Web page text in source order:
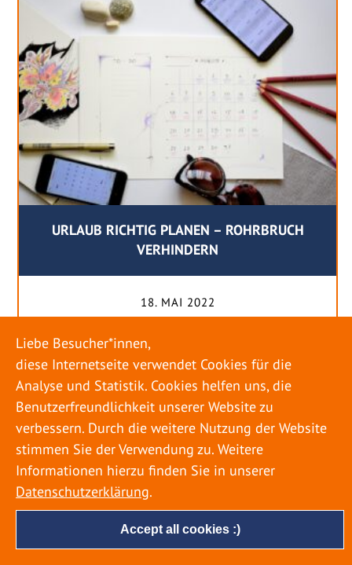
URLAUB RICHTIG PLANEN – ROHRBRUCH
VERHINDERN
18. MAI 2022
genießen ihren Urlaub. Dabei zieht es die Einen
weiter weg, die Anderen bleiben dann doch
lieber in der Heimat. Wenn Sie für eine längere
Zeit wegfahren möchten, gibt es einige Dinge zu
beachten, damit nicht anschließend eine böse
Überraschung auf Sie wartet. Um einen
möglichst entspannten Urlaub zu […]
Accept all cookies :)
Liebe Besucher*innen,
diese Internetseite verwendet Cookies für die
Analyse und Statistik. Cookies helfen uns, die
Benutzerfreundlichkeit unserer Website zu
verbessern. Durch die weitere Nutzung der Website
stimmen Sie der Verwendung zu. Weitere
Informationen hierzu finden Sie in unserer
Datenschutzerklärung.